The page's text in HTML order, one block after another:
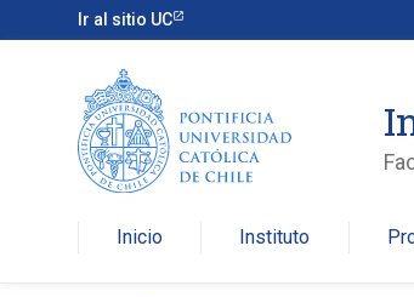
Ir al sitio UC
Inicio Instituto